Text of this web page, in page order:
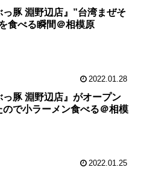
っ豚 淵野辺店』”台湾まぜそ
食べる瞬間＠相模原
2022.01.28
っ豚 淵野辺店』がオープン
ので小ラーメン食べる＠相模
2022.01.25